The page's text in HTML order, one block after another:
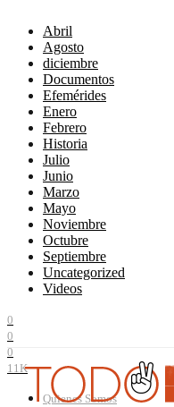
Abril
Agosto
diciembre
Documentos
Efemérides
Enero
Febrero
Historia
Julio
Junio
Marzo
Mayo
Noviembre
Octubre
Septiembre
Uncategorized
Videos
0
0
0
11K
Quienes Somos